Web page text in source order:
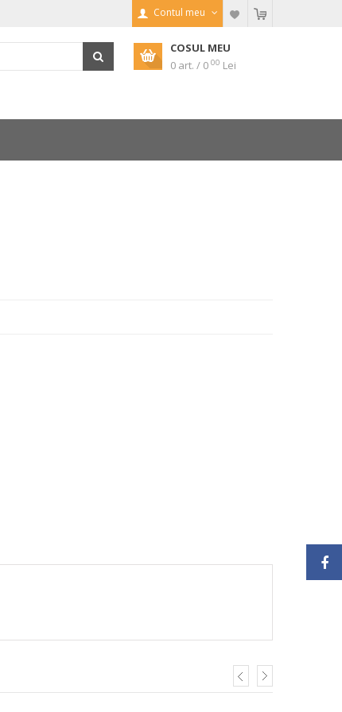
Contul meu
COSUL MEU
0 art. / 0 00 Lei